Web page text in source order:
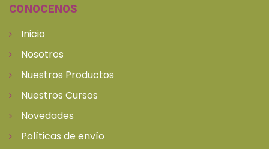
CONOCENOS
Inicio
Nosotros
Nuestros Productos
Nuestros Cursos
Novedades
Políticas de envío